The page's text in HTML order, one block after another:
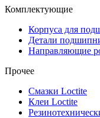
Комплектующие
Корпуса для
Детали
Направляющие
Прочее
Смазки Loctite
Клеи Loctite